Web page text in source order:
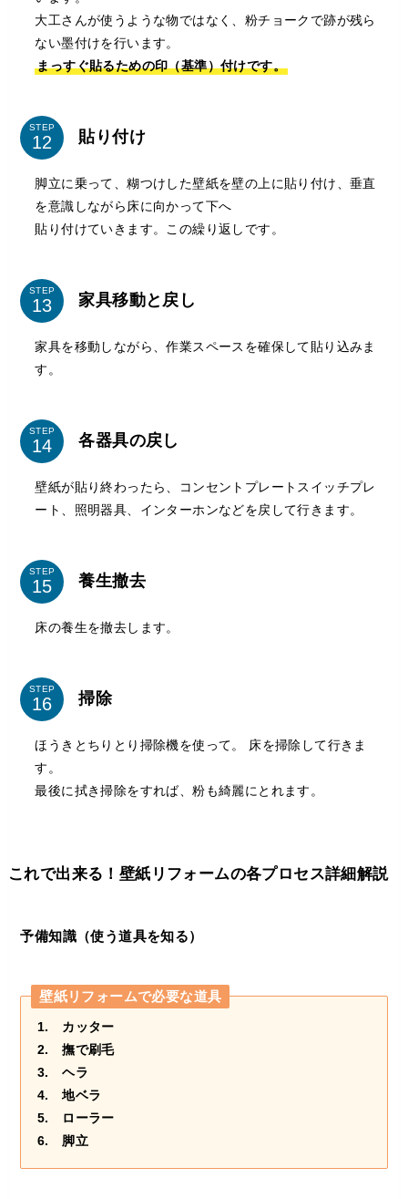
大工さんが使うような物ではなく、粉チョークで跡が残ら
ない墨付けを行います。
まっすぐ貼るための印（基準）付けです。
STEP
貼り付け
脚立に乗って、糊つけした壁紙を壁の上に貼り付け、垂直
を意識しながら床に向かって下へ
貼り付けていきます。この繰り返しです。
STEP
家具移動と戻し
家具を移動しながら、作業スペースを確保して貼り込みま
す。
STEP
各器具の戻し
壁紙が貼り終わったら、コンセントプレートスイッチプレ
ート、照明器具、インターホンなどを戻して行きます。
STEP
養生撤去
床の養生を撤去します。
STEP
掃除
ほうきとちりとり掃除機を使って。 床を掃除して行きま
す。
最後に拭き掃除をすれば、粉も綺麗にとれます。
これで出来る！壁紙リフォームの各プロセス詳細解説
予備知識（使う道具を知る）
壁紙リフォームで必要な道具
1. カッター
2. 撫で刷毛
3. ヘラ
4. 地ベラ
5. ローラー
6. 脚立